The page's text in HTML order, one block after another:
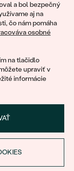
a bol bezpečný
aj na
čo nám pomáha
osobné
na tlačidlo
upraviť v
informácie